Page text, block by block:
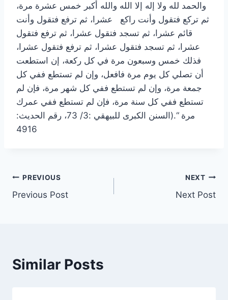
والحمد لله ولا إله إلا الله والله أكبر خمس عشرة مرة،
ثم تركع فتقول وأنت راكع عشرا، ثم ترفع فتقول وأنت
قائم عشرا، ثم تسجد فتقول عشرا، ثم ترفع فتقول
عشرا، ثم تسجد فتقول عشرا، ثم ترفع فتقول عشرا،
فذلك خمس وسبعون مرة في كل ركعة، إن استطعت
أن تصلي كل يوم مرة فافعل، وإن لم تستطع ففي كل
جمعة مرة، وإن لم تستطع ففي كل شهر مرة، فإن لم
تستطع ففي كل سنة مرة، فإن لم تستطع ففي عمرك
مرة “.(السنن الكبرى للبيهقي :3/ 73، رقم الحديث:
4916
Post
navigation
PREVIOUS
Previous Post
NEXT
Next Post
Similar Posts